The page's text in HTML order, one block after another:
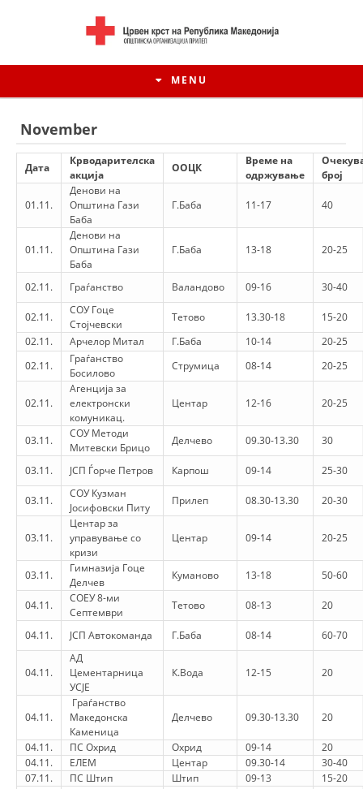
MENU
HISTORY OF MOVEMENT
HISTORY OF THE RCRM
ORGANISATION STRUCTURE
CONTACT INFO
MEMBERSHIP IN PROFESSIONAL STRUCTURES
LAW OF MACEDONIAN RED CROSS
STRUCTURAL SET UP
DISSEMINATION
INTERNATIONAL HUMANITARIAN LAW
November
Дата
Крводарителска
акција
ООЦК
Време на
одржување
број
01.11.
Денови на
Општина Гази
Баба
Г.Баба 11-17 40
01.11.
Денови на
Општина Гази
Баба
Г.Баба 13-18 20-25
02.11. Граѓанство Валандово 09-16 30-40
02.11.
СОУ Гоце
Стојчевски
Тетово 13.30-18
15-20
02.11.
Арчелор Митал Г.Баба 10-14
20-25
02.11.
Граѓанство
Босилово
Струмица 08-14 20-25
02.11.
Агенција за
електронски
комуникац.
Центар 12-16 20-25
03.11.
СОУ Методи
Митевски Брицо
Делчево 09.30-13.30 30
03.11. ЈСП Ѓорче Петров Карпош 09-14 25-30
03.11.
СОУ Кузман
Јосифовски Питу
Прилеп 08.30-13.30 20-30
03.11.
Центар за
управување со
кризи
Центар 09-14 20-25
03.11.
Гимназија Гоце
Делчев
Куманово 13-18 50-60
04.11.
СОЕУ 8-ми
Септември
Тетово 08-13 20
04.11. ЈСП Автокоманда Г.Баба 08-14 60-70
04.11.
АД
Цементарница
УСЈЕ
К.Вода 12-15 20
04.11.
Граѓанство
Македонска
Каменица
Делчево 09.30-13.30 20
04.11. ПС Охрид Охрид 09-14
20
04.11.
ЕЛЕМ Центар 09.30-14
30-40
07.11.
ПС Штип Штип 09-13
15-20